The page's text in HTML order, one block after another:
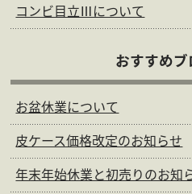
コンビ目立Ⅲについて
おすすめ
お盆休業について
皮ケース価格改定のお知らせ
年末年始休業と初売りのお知